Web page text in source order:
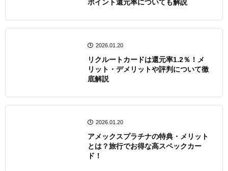
ポイント還元率についても解説
2026.01.20
リクルートカードは還元率1.2％！メ
リット・デメリットや評判について徹
底解説
2026.01.20
アメックスプラチナの特典・メリット
とは？旅行でお得な高スペックカー
ド！